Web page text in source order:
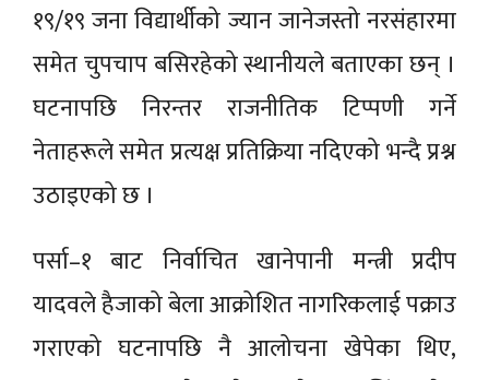
१९/१९ जना विद्यार्थीको ज्यान जानेजस्तो नरसंहारमा
समेत चुपचाप बसिरहेको स्थानीयले बताएका छन् ।
घटनापछि निरन्तर राजनीतिक टिप्पणी गर्ने
नेताहरूले समेत प्रत्यक्ष प्रतिक्रिया नदिएको भन्दै प्रश्न
उठाइएको छ ।
पर्सा–१ बाट निर्वाचित खानेपानी मन्त्री प्रदीप
यादवले हैजाको बेला आक्रोशित नागरिकलाई पक्राउ
गराएको घटनापछि नै आलोचना खेपेका थिए,